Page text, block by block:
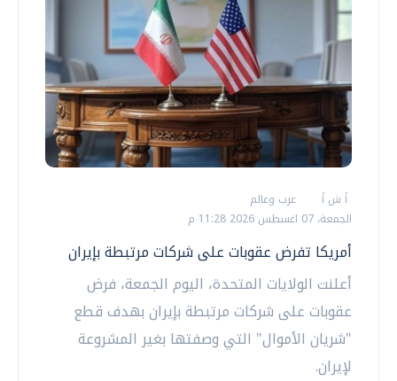
أ ش أ
عرب وعالم
الجمعة، 07 اغسطس 2026 11:28 م
أمريكا تفرض عقوبات على شركات مرتبطة بإيران
أعلنت الولايات المتحدة، اليوم الجمعة، فرض
عقوبات على شركات مرتبطة بإيران بهدف قطع
"شريان الأموال" التي وصفتها بغير المشروعة
لإيران.